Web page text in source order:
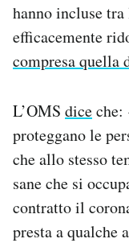
hanno incluse
efficacemente
compresa quella
L’OMS diceche:
proteggano le
che allo stesso
sane che si
contratto il
presta a qualche